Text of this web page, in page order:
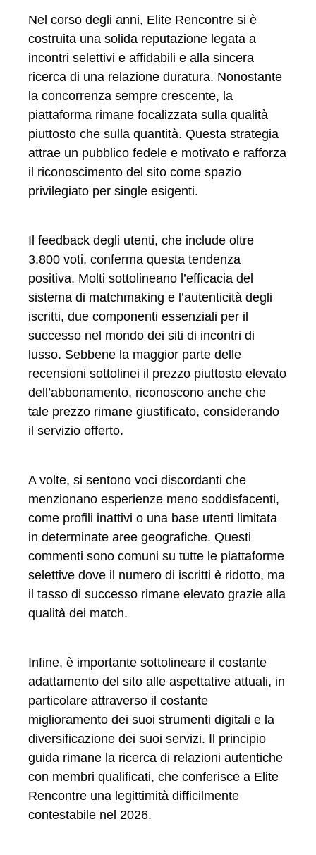
Nel corso degli anni, Elite Rencontre si è
costruita una solida reputazione legata a
incontri selettivi e affidabili e alla sincera
ricerca di una relazione duratura. Nonostante
la concorrenza sempre crescente, la
piattaforma rimane focalizzata sulla qualità
piuttosto che sulla quantità. Questa strategia
attrae un pubblico fedele e motivato e rafforza
il riconoscimento del sito come spazio
privilegiato per single esigenti.
Il feedback degli utenti, che include oltre
3.800 voti, conferma questa tendenza
positiva. Molti sottolineano l’efficacia del
sistema di matchmaking e l’autenticità degli
iscritti, due componenti essenziali per il
successo nel mondo dei siti di incontri di
lusso. Sebbene la maggior parte delle
recensioni sottolinei il prezzo piuttosto elevato
dell’abbonamento, riconoscono anche che
tale prezzo rimane giustificato, considerando
il servizio offerto.
A volte, si sentono voci discordanti che
menzionano esperienze meno soddisfacenti,
come profili inattivi o una base utenti limitata
in determinate aree geografiche. Questi
commenti sono comuni su tutte le piattaforme
selettive dove il numero di iscritti è ridotto, ma
il tasso di successo rimane elevato grazie alla
qualità dei match.
Infine, è importante sottolineare il costante
adattamento del sito alle aspettative attuali, in
particolare attraverso il costante
miglioramento dei suoi strumenti digitali e la
diversificazione dei suoi servizi. Il principio
guida rimane la ricerca di relazioni autentiche
con membri qualificati, che conferisce a Elite
Rencontre una legittimità difficilmente
contestabile nel 2026.